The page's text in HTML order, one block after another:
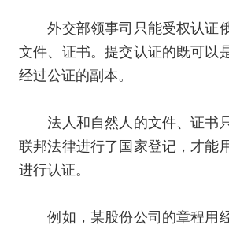
外交部领事司只能受权认证
文件、证书。提交认证的既可以
经过公证的副本。
法人和自然人的文件、证书
联邦法律进行了国家登记，才能
进行认证。
例如，某股份公司的章程用